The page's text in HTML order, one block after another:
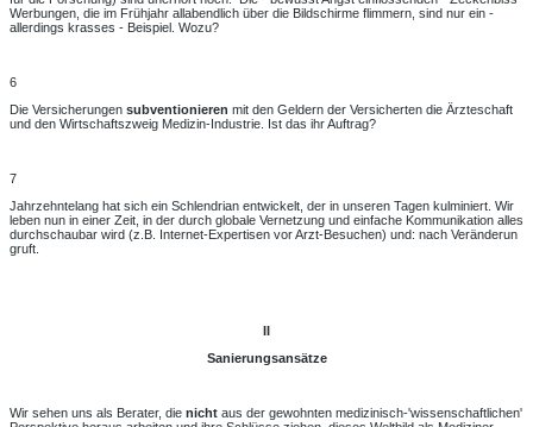
Werbungen, die im Frühjahr allabendlich über die Bildschirme flimmern, sind nur ein -
allerdings krasses - Beispiel. Wozu?
6
Die Versicherungen subventionieren mit den Geldern der Versicherten die Ärzteschaft
und den Wirtschaftszweig Medizin-Industrie. Ist das ihr Auftrag?
7
Jahrzehntelang hat sich ein Schlendrian entwickelt, der in unseren Tagen kulminiert. Wir
leben nun in einer Zeit, in der durch globale Vernetzung und einfache Kommunikation alles
durchschaubar wird (z.B. Internet-Expertisen vor Arzt-Besuchen) und: nach Veränderun
gruft.
II
Sanierungsansätze
Wir sehen uns als Berater, die nicht aus der gewohnten medizinisch-'wissenschaftlichen'